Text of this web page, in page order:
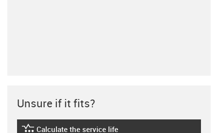
Unsure if it fits?
Calculate the service life